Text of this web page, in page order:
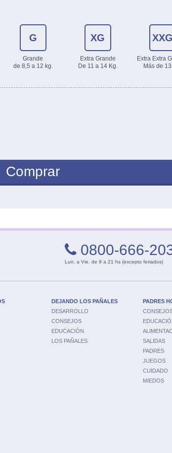
G
Grande
de 8,5 a 12 kg.
XG
Extra Grande
De 11 a 14 Kg.
XXG
Extra Extra
Más de 13
Comprar
0800-666-
Lun. a Vie. de 9 a 21 hs (excepto feriados)
DEJANDO LOS PAÑALES
DESARROLLO
CONSEJOS
EDUCACIÓN
LOS PAÑALES
PADRES
SALIDAS
PADRES
JUEGOS
CUIDADO
MIEDOS